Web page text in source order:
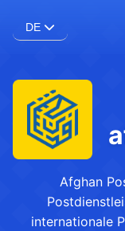
DE
Afghan
internationale